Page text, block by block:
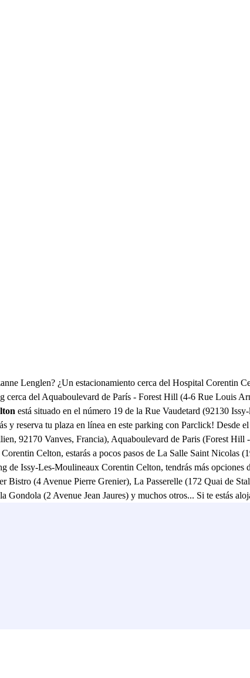
Lenglen? ¿Un estacionamiento cerca del Hospital Corentin
del Aquaboulevard de París - Forest Hill (4-6 Rue Louis
está situado en el número 19 de la Rue Vaudetard (92130
y reserva tu plaza en línea en este parking con Parclick! Desde
92170 Vanves, Francia), Aquaboulevard de Paris (Forest
Celton, estarás a pocos pasos de La Salle Saint Nicolas
Issy-Les-Moulineaux Corentin Celton, tendrás más opciones
(4 Avenue Pierre Grenier), La Passerelle (172 Quai de
(2 Avenue Jean Jaures) y muchos otros... Si te estás
Hotel Gabriel Issy Paris (32 Boulevard des Frères Voisin,